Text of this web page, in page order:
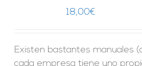
18,00€
Existen bastantes manuales
cada empresa tiene uno